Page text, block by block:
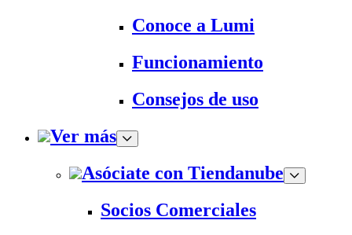
Conoce a Lumi
Funcionamiento
Consejos de uso
Ver más
Asóciate con Tiendanube
Socios Comerciales